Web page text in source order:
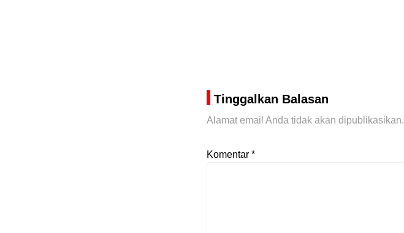
Tinggalkan Balasan
Alamat email Anda tidak akan dipublikasikan.
Komentar *